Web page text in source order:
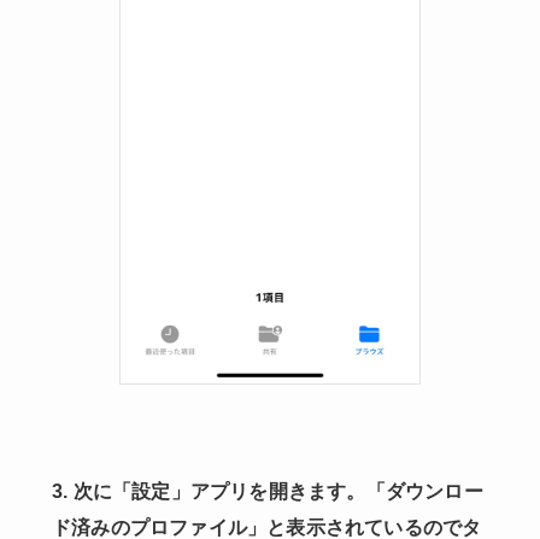
3. 次に「設定」アプリを開きます。「ダウンロー
ド済みのプロファイル」と表示されているのでタ